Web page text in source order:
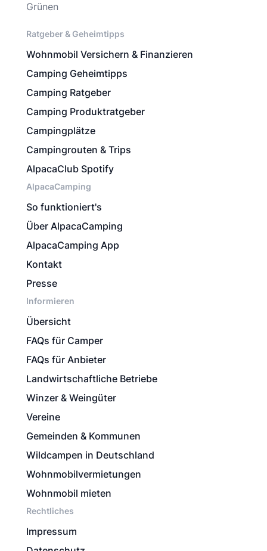
Grünen
Ratgeber & Geheimtipps
Wohnmobil Versichern & Finanzieren
Camping Geheimtipps
Camping Ratgeber
Camping Produktratgeber
Campingplätze
Campingrouten & Trips
AlpacaClub Spotify
AlpacaCamping
So funktioniert's
Über AlpacaCamping
AlpacaCamping App
Kontakt
Presse
Informieren
Übersicht
FAQs für Camper
FAQs für Anbieter
Landwirtschaftliche Betriebe
Winzer & Weingüter
Vereine
Gemeinden & Kommunen
Wildcampen in Deutschland
Wohnmobilvermietungen
Wohnmobil mieten
Rechtliches
Impressum